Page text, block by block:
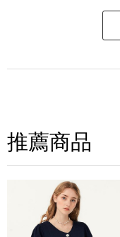
推薦商品